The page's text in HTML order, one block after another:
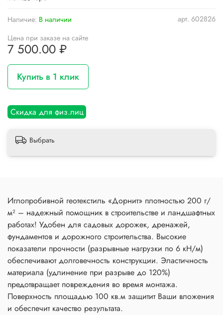
арт. 602826
Наличие: В наличии
Скидка для физ.лиц
Цена при заказе на сайте
7 500.00 ₽
Купить в 1 клик
Выбрать
Иглопробивной геотекстиль «Дорнит» плотностью 200 г/
м² – надежный помощник в строительстве и ландшафтных
работах! Удобен для садовых дорожек, дренажей,
фундаментов и дорожного строительства. Высокие
показатели прочности (разрывные нагрузки по 6 кН/м)
обеспечивают долговечность конструкции. Эластичность
материала (удлинение при разрыве до 120%)
предотвращает повреждения во время монтажа.
Поверхность площадью 100 кв.м защитит Ваши вложения
и обеспечит качество результата.